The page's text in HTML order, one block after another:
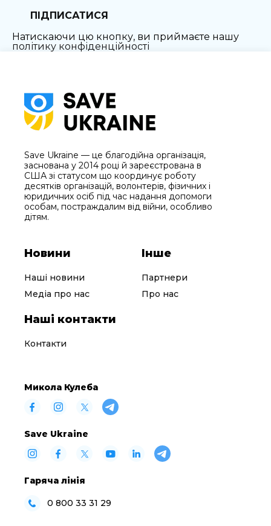
ПІДПИСАТИСЯ
Натискаючи цю кнопку, ви приймаєте нашу
політику конфіденційності
Save Ukraine — це благодійна організація,
заснована у 2014 році й зареєстрована в
США зі статусом що координує роботу
десятків організацій, волонтерів, фізичних і
юридичних осіб під час надання допомоги
особам, постраждалим від війни, особливо
дітям.
Новини
Наші новини
Медіа про нас
Інше
Партнери
Про нас
Наші контакти
Контакти
Микола Кулеба
Save Ukraine
Гаряча лінія
0 800 33 31 29